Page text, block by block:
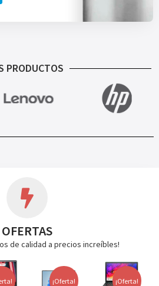
PRODUCTOS
OFERTAS
de calidad a precios increíbles!
¡Oferta! ¡Oferta!